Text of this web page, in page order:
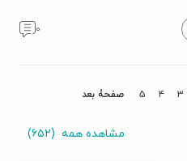
۰
۳ ۴ ۵ صفحۀ بعد
مشاهده همه (۶۵۲)